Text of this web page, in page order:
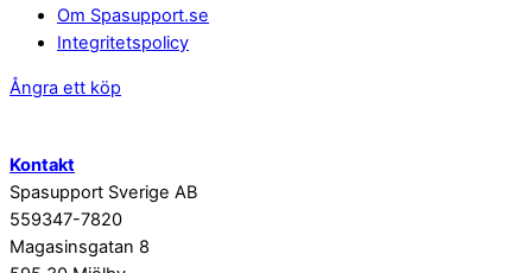
Om Spasupport.se
Integritetspolicy
Ångra ett köp
Kontakt
Spasupport Sverige AB
559347-7820
Magasinsgatan 8